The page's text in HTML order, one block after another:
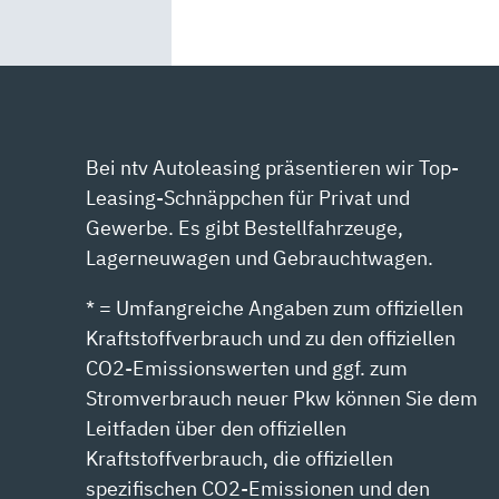
Bei ntv Autoleasing präsentieren wir Top-
Leasing-Schnäppchen für Privat und
Gewerbe. Es gibt Bestellfahrzeuge,
Lagerneuwagen und Gebrauchtwagen.
* = Umfangreiche Angaben zum offiziellen
Kraftstoffverbrauch und zu den offiziellen
CO2-Emissionswerten und ggf. zum
Stromverbrauch neuer Pkw können Sie dem
Leitfaden über den offiziellen
Kraftstoffverbrauch, die offiziellen
spezifischen CO2-Emissionen und den